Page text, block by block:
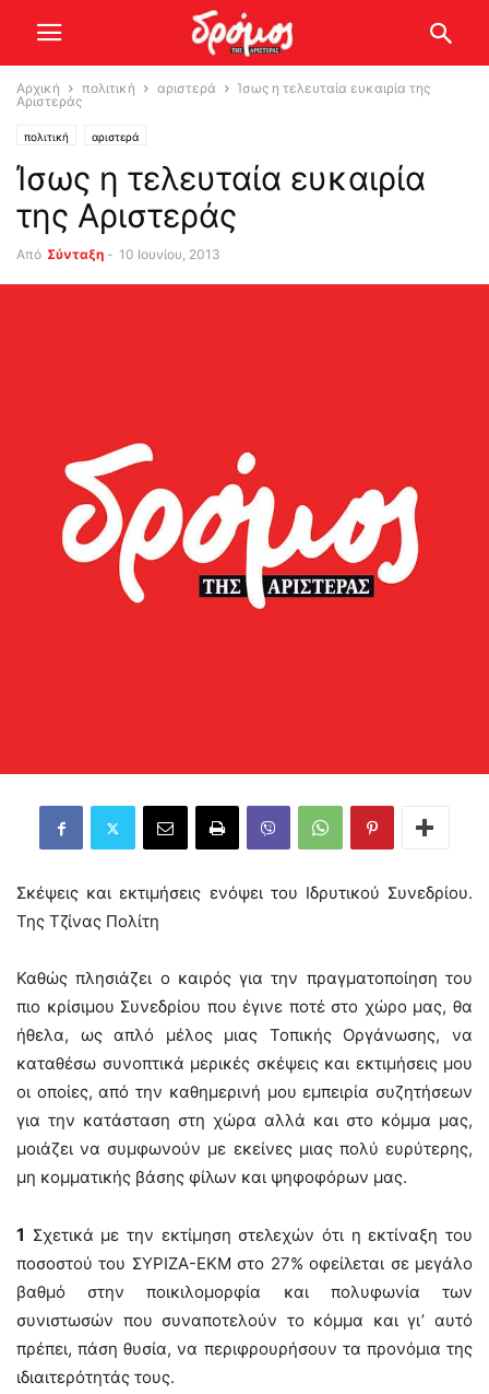
Αρχική πολιτική αριστερά
Ίσως η τελευταία ευκαιρία της
Αριστεράς
πολιτική αριστερά
Ίσως η τελευταία ευκαιρία
της Αριστεράς
Από Σύνταξη - 10 Ιουνίου, 2013
Σκέψεις και εκτιμήσεις ενόψει του Ιδρυτικού Συνεδρίου.
Της Τζίνας Πολίτη
Καθώς πλησιάζει ο καιρός για την πραγματοποίηση του
πιο κρίσιμου Συνεδρίου που έγινε ποτέ στο χώρο μας, θα
ήθελα, ως απλό μέλος μιας Τοπικής Οργάνωσης, να
καταθέσω συνοπτικά μερικές σκέψεις και εκτιμήσεις μου
οι οποίες, από την καθημερινή μου εμπειρία συζητήσεων
για την κατάσταση στη χώρα αλλά και στο κόμμα μας,
μοιάζει να συμφωνούν με εκείνες μιας πολύ ευρύτερης,
μη κομματικής βάσης φίλων και ψηφοφόρων μας.
1 Σχετικά με την εκτίμηση στελεχών ότι η εκτίναξη του
ποσοστού του ΣΥΡΙΖΑ-ΕΚΜ στο 27% οφείλεται σε μεγάλο
βαθμό στην ποικιλομορφία και πολυφωνία των
συνιστωσών που συναποτελούν το κόμμα και γι’ αυτό
πρέπει, πάση θυσία, να περιφρουρήσουν τα προνόμια της
ιδιαιτερότητάς τους.